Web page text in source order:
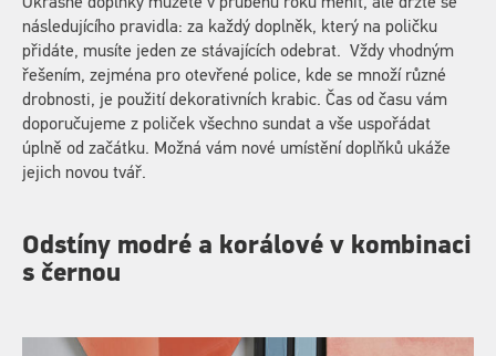
Okrasné doplňky můžete v průběhu roku měnit, ale držte se
následujícího pravidla: za každý doplněk, který na poličku
přidáte, musíte jeden ze stávajících odebrat. Vždy vhodným
řešením, zejména pro otevřené police, kde se množí různé
drobnosti, je použití dekorativních krabic. Čas od času vám
doporučujeme z poliček všechno sundat a vše uspořádat
úplně od začátku. Možná vám nové umístění doplňků ukáže
jejich novou tvář.
Odstíny modré a korálové v kombinaci
s černou